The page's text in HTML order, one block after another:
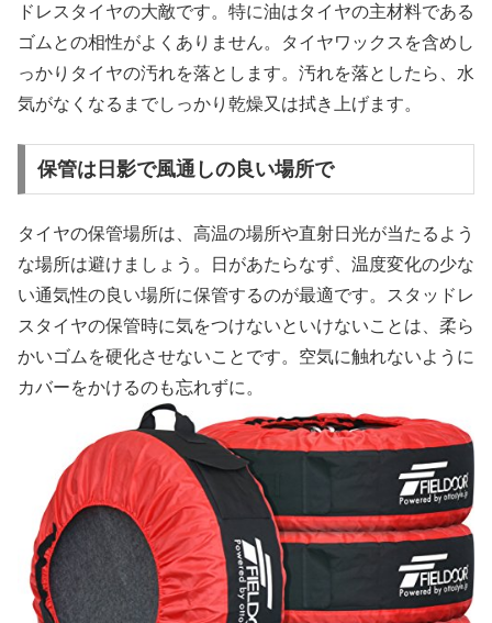
ドレスタイヤの大敵です。特に油はタイヤの主材料である
ゴムとの相性がよくありません。タイヤワックスを含めし
っかりタイヤの汚れを落とします。汚れを落としたら、水
気がなくなるまでしっかり乾燥又は拭き上げます。
保管は日影で風通しの良い場所で
タイヤの保管場所は、高温の場所や直射日光が当たるよう
な場所は避けましょう。日があたらなず、温度変化の少な
い通気性の良い場所に保管するのが最適です。スタッドレ
スタイヤの保管時に気をつけないといけないことは、柔ら
かいゴムを硬化させないことです。空気に触れないように
カバーをかけるのも忘れずに。